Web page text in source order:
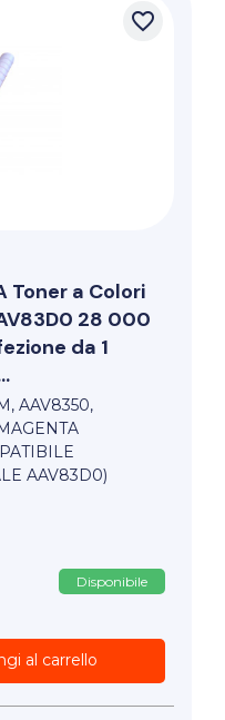
favorite_border
Toner a Colori
28 000
da 1
AAV8350,
AAV83D0)
Disponibile
al carrello